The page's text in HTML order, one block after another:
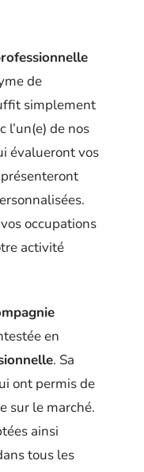
de
simplement
l’un(e) de nos
évalueront vos
occupations
activité
en
. Sa
ont permis de
sur le marché.
ainsi
tous les